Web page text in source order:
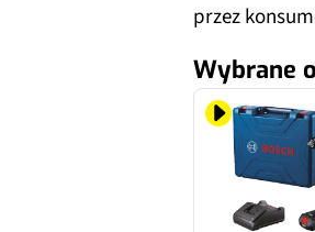
przez
Wybrane